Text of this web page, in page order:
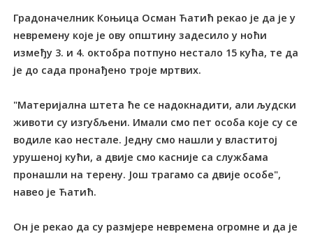
Градоначелник Коњица Осман Ћатић рекао је да је у
невремену које је ову општину задесило у ноћи
између 3. и 4. октобра потпуно нестало 15 кућа, те да
је до сада пронађено троје мртвих.
"Материјална штета ће се надокнадити, али људски
животи су изгубљени. Имали смо пет особа које су се
водиле као нестале. Једну смо нашли у властитој
урушеној кући, а двије смо касније са службама
пронашли на терену. Још трагамо са двије особе",
навео је Ћатић.
Он је рекао да су размјере невремена огромне и да је